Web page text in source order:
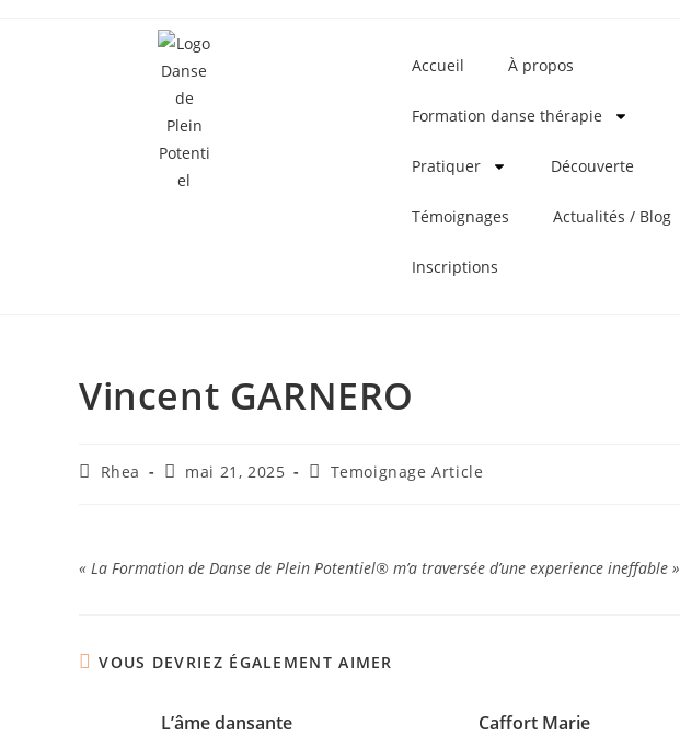
Accueil À propos
Formation danse thérapie
Pratiquer Découverte
Témoignages Actualités / Blog
Inscriptions
Vincent GARNERO
Rhea mai 21, 2025 Temoignage Article
« La Formation de Danse de Plein Potentiel® m’a traversée d’une experience ineffable »
VOUS DEVRIEZ ÉGALEMENT AIMER
L’âme dansante Caffort Marie